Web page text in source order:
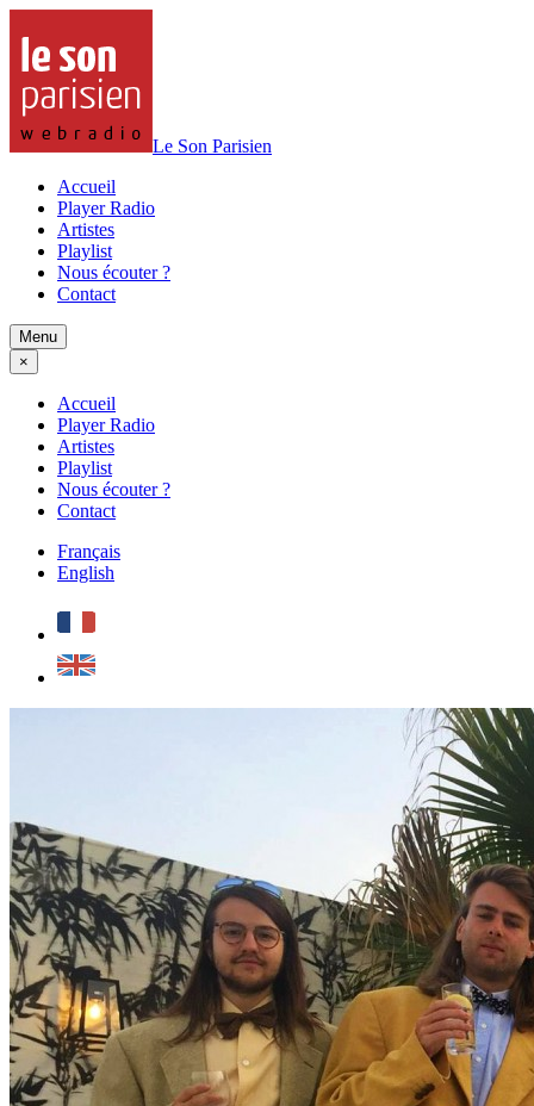
Le Son Parisien
Accueil
Player Radio
Artistes
Playlist
Nous écouter ?
Contact
Menu
×
Accueil
Player Radio
Artistes
Playlist
Nous écouter ?
Contact
Français
English